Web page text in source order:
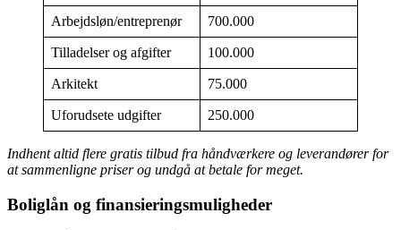
Arbejdsløn/entreprenør 700.000
Tilladelser og afgifter 100.000
Arkitekt 75.000
Uforudsete udgifter 250.000
Indhent altid flere gratis tilbud fra håndværkere og leverandører for
at sammenligne priser og undgå at betale for meget.
Boliglån og finansieringsmuligheder